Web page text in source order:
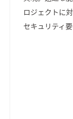
ロジェクトに
セキュリティ